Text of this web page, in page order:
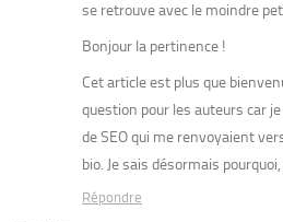
se retrouve avec le moindre
Bonjour la pertinence !
Cet article est plus que
question pour les auteurs car
de SEO qui me renvoyaient
bio. Je sais désormais
Répondre